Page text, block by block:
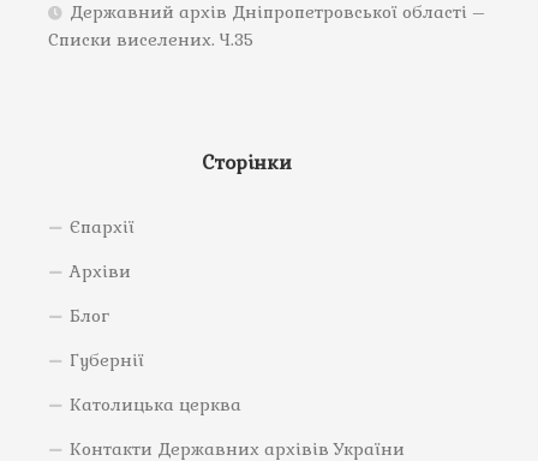
Державний архів Дніпропетровської області –
Списки виселених. Ч.35
Сторінки
Єпархії
Архіви
Блог
Губернії
Католицька церква
Контакти Державних архівів України